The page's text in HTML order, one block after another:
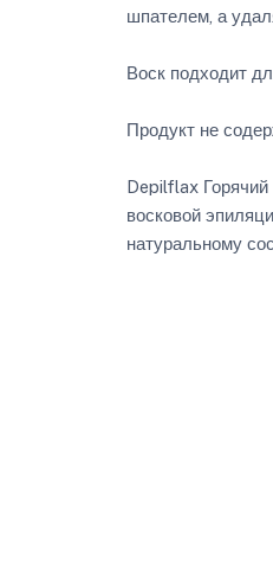
шпателем, а
Воск подходит
Продукт не
Depilflax Горячий
восковой
натуральному